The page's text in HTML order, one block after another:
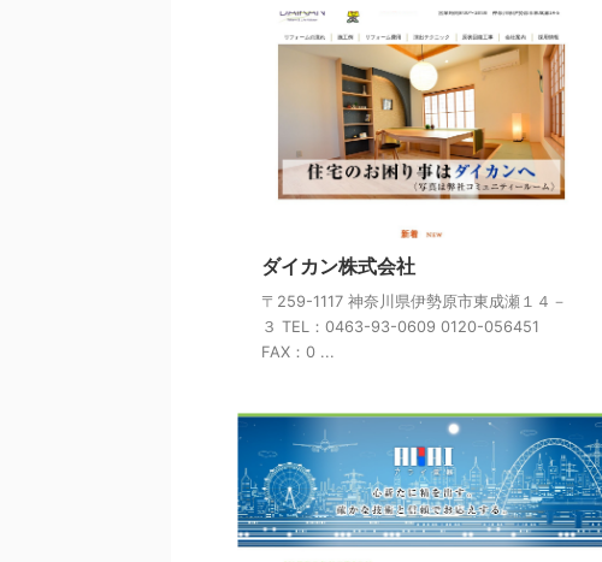
ダイカン株式会社
〒259-1117 神奈川県伊勢原市東成瀬１４－
３ TEL：0463-93-0609 0120-056451
FAX：0 ...